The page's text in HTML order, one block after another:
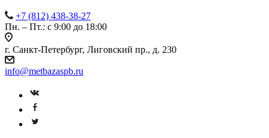
+7 (812) 438-38-27
Пн. – Пт.: с 9:00 до 18:00
г. Санкт-Петербург, Лиговский пр., д. 230
info@metbazaspb.ru